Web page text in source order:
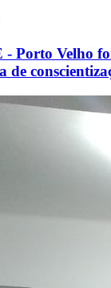
Porto Velho
de